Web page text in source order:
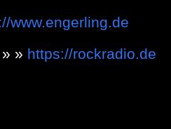
www.engerling.de
» https://rockradio.de